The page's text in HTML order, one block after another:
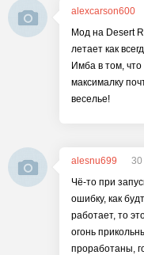
alexcarson600
Мод на Desert
летает как
Имба в том,
максималку
веселье!
alesnu699
30
Чё-то при
ошибку, как
работает, то
огонь
проработаны,